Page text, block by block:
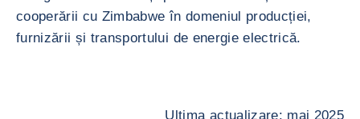
cooperării cu Zimbabwe în domeniul producției,
furnizării și transportului de energie electrică.
Ultima actualizare: mai 2025